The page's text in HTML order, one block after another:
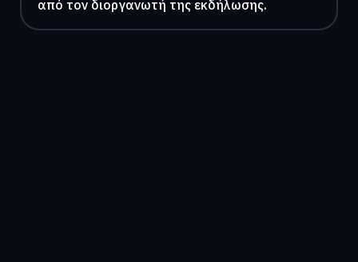
από τον διοργανωτή της εκδήλωσης.